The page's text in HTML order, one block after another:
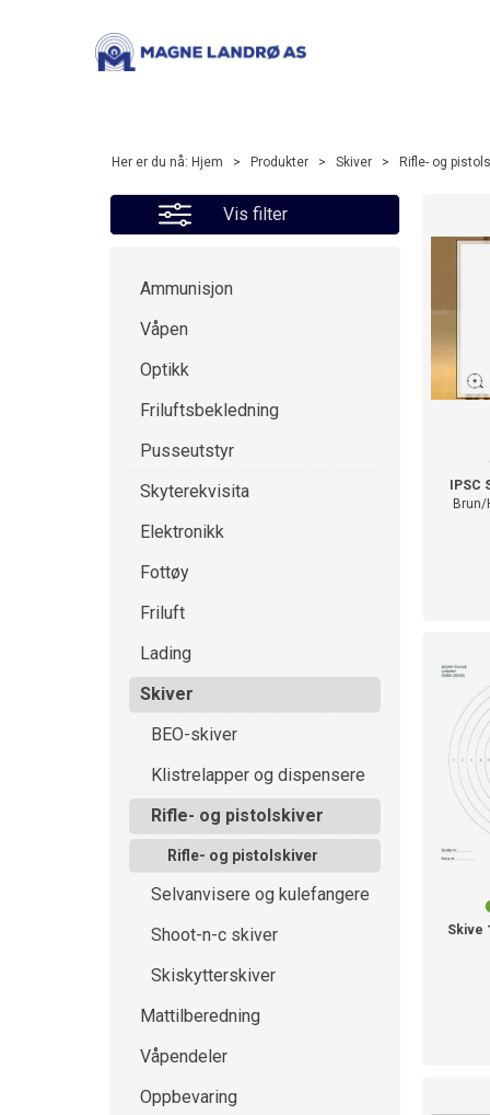
Her er du nå: Hjem > Produkter > Skiver > Rifle- og
Vis filter
Ammunisjon
Våpen
Optikk
Friluftsbekledning
Pusseutstyr
Skyterekvisita
Elektronikk
Fottøy
Friluft
Lading
Skiver
BEO-skiver
Klistrelapper og dispensere
Rifle- og pistolskiver
Rifle- og pistolskiver
Selvanvisere og kulefangere
Shoot-n-c skiver
Skiskytterskiver
Mattilberedning
Våpendeler
Oppbevaring
Brun/
Skive